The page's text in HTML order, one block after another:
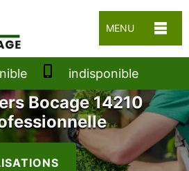
MENU
indisponible
Bocage 14210